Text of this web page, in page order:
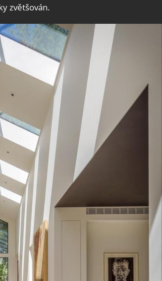
zvětšován.